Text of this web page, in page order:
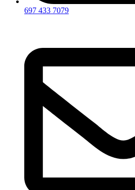
697 433 7079